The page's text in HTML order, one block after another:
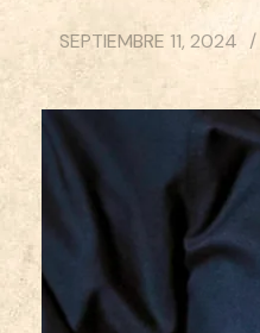
SEPTIEMBRE 11, 2024